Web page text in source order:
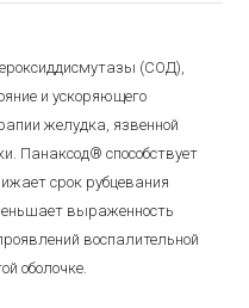
(СОД),
и ускоряющего
желудка, язвенной
Панаксод® способствует
срок рубцевания
выраженность
воспалительной
оболочке.